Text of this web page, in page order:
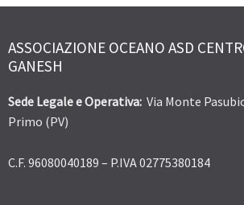
ASSOCIAZIONE OCEANO ASD
GANESH
Sede Legale e Operativa: Via Monte
Primo (PV)
C.F. 96080040189 – P.IVA 02775380184